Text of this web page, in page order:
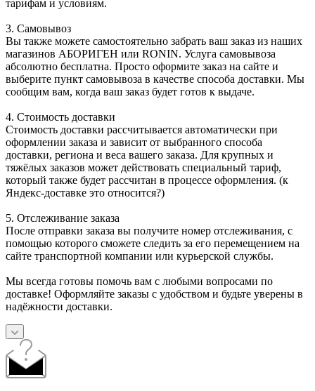
тарифам и условиям.
3. Самовывоз
Вы также можете самостоятельно забрать ваш заказ из наших
магазинов АБОРИГЕН или RONIN. Услуга самовывоза
абсолютно бесплатна. Просто оформите заказ на сайте и
выберите пункт самовывоза в качестве способа доставки. Мы
сообщим вам, когда ваш заказ будет готов к выдаче.
4. Стоимость доставки
Стоимость доставки рассчитывается автоматически при
оформлении заказа и зависит от выбранного способа
доставки, региона и веса вашего заказа. Для крупных и
тяжёлых заказов может действовать специальный тариф,
который также будет рассчитан в процессе оформления. (к
Яндекс-доставке это относится?)
5. Отслеживание заказа
После отправки заказа вы получите номер отслеживания, с
помощью которого сможете следить за его перемещением на
сайте транспортной компании или курьерской службы.
Мы всегда готовы помочь вам с любыми вопросами по
доставке! Оформляйте заказы с удобством и будьте уверены в
надёжности доставки.